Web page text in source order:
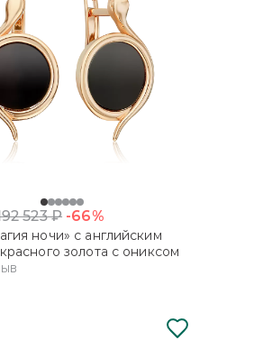
523₽ -66%
ночи» с английским
золота с ониксом